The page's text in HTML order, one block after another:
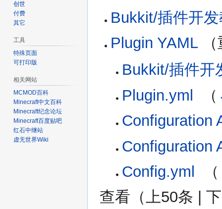
Bukkit/插件开
Plugin YAML（
Bukkit/插件开
Plugin.yml
（
Configuration
Configuration
Config.yml
（
查看（上50条
创世
付费
其它
工具
特殊页面
可打印版
相关网站
MCMOD百科
Minecraft中文百科
Minecraft纪念论坛
Minecraft百度贴吧
红石中继站
虚无世界Wiki